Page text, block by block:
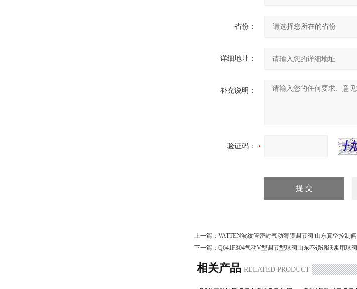
省份：
详细地址：
补充说明：
验证码：
上一篇： VATTEN波纹管密封气动薄膜调节阀 山东真空控制阀
下一篇： Q641F304气动V型调节型球阀山东不锈钢纸浆用球阀
相关产品 RELATED PRODUCT